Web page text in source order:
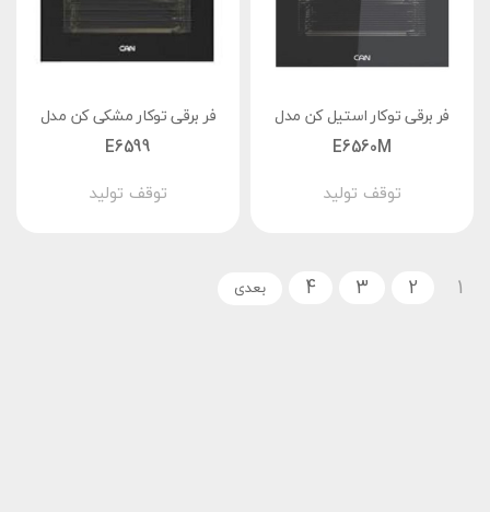
فر برقی توکار استیل کن مدل
E6560M
توقف تولید
فر برقی توکار مشکی کن مدل
E6599
توقف تولید
1
2
3
4